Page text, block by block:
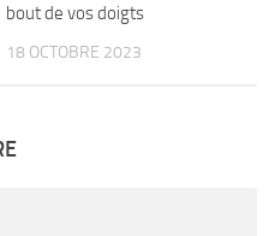
bout de vos doigts
18 OCTOBRE 2023